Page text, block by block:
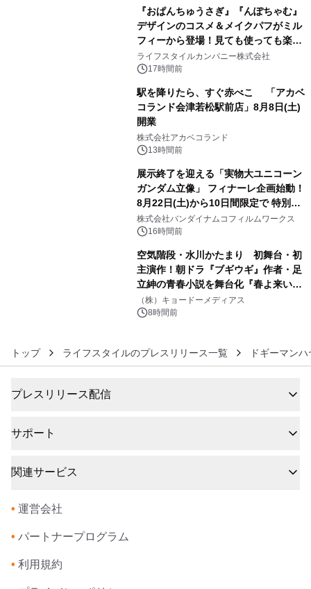
『おぱんちゅうさぎ』『んぽちゃむ』
デザインのコスメ＆メイクパフがミル
フィーから登場！見ても使っても楽し
い、ポップでキュートなコレクショ
ン。
ライフスタイルカンパニー株式会社
17時間前
駅を降りたら、すぐ赤べこ 「アカベ
コランド会津若松駅前店」8月8日(土)
開業
株式会社アカベコランド
13時間前
展示終了を迎える「実物大ユニコーン
ガンダム立像」 フィナーレ企画始動！
8月22日(土)から10日間限定で 特別映
像『UNICORN GUNDAM Statue ―
BEYOND POSSIBILITY ―』を上映！
株式会社バンダイナムコフィルムワークス
16時間前
空気階段・水川かたまり 初舞台・初
主演作！朝ドラ『ブギウギ』作者・足
立紳の青春小説を舞台化『春よ来い、
マジで来い』キービジュアル解禁！
（株）キョードーメディアス
8時間前
トップ ライフスタイルのプレスリリース一覧 ドギーマン
プレスリリース配信
サポート
関連サービス
• 運営会社
• パートナープログラム
• 利用規約